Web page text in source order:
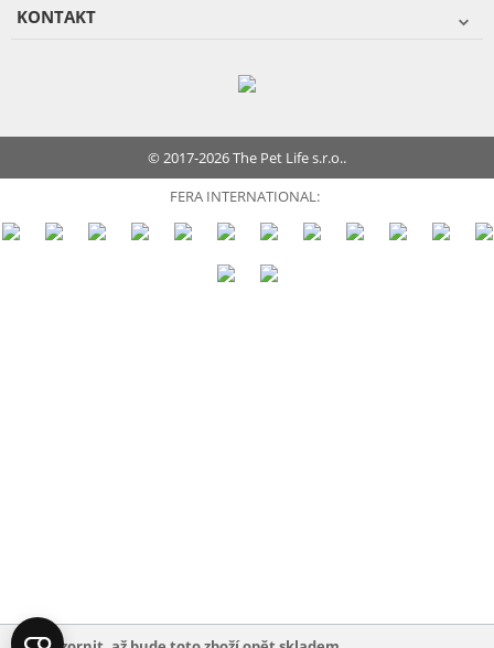
KONTAKT
© 2017-2026 The Pet Life s.r.o..
FERA INTERNATIONAL: